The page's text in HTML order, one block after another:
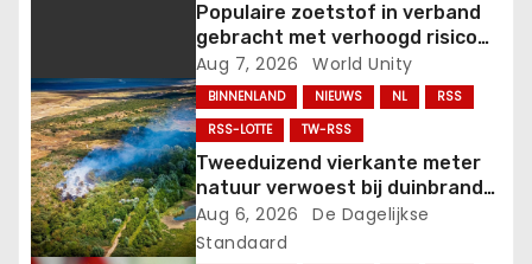
g
a
t
i
Populaire zoetstof in verband
gebracht met verhoogd risico
op bloedstolsels, hartaanval en
beroerte.
Aug 7, 2026 World Unity
BINNENLAND NIEUWS NL
RSS
RSS-LOTTE
TW-RSS
Tweeduizend vierkante meter
natuur verwoest bij duinbrand
Ouddorp.
Aug 6, 2026
De Dagelijkse
Standaard